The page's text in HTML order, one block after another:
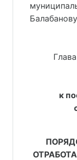
Глава
к